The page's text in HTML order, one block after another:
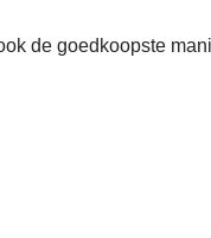
de goedkoopste